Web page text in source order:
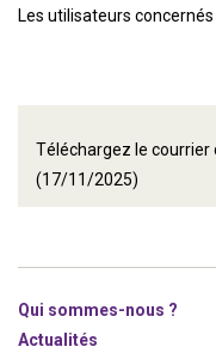
Les utilisateurs
Téléchargez le courrier
(17/11/2025)
Qui sommes-nous ?
Actualités